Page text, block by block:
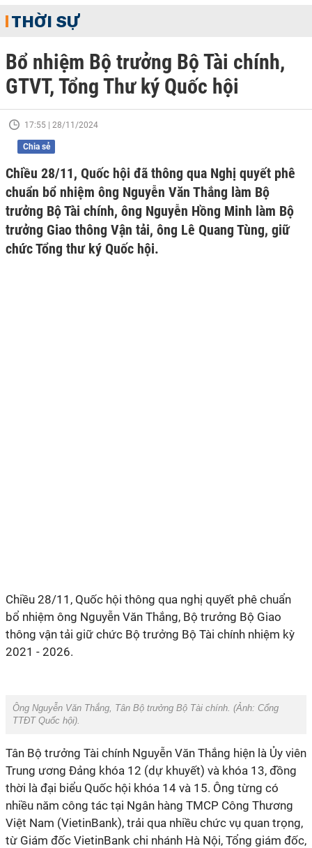
THỜI SỰ
Bổ nhiệm Bộ trưởng Bộ Tài chính,
GTVT, Tổng Thư ký Quốc hội
17:55 | 28/11/2024
Chia sẻ
Chiều 28/11, Quốc hội đã thông qua Nghị quyết phê
chuẩn bổ nhiệm ông Nguyễn Văn Thắng làm Bộ
trưởng Bộ Tài chính, ông Nguyễn Hồng Minh làm Bộ
trưởng Giao thông Vận tải, ông Lê Quang Tùng, giữ
chức Tổng thư ký Quốc hội.
Chiều 28/11, Quốc hội thông qua nghị quyết phê chuẩn
bổ nhiệm ông Nguyễn Văn Thắng, Bộ trưởng Bộ Giao
thông vận tải giữ chức Bộ trưởng Bộ Tài chính nhiệm kỳ
2021 - 2026.
Ông Nguyễn Văn Thắng, Tân Bộ trưởng Bộ Tài chính. (Ảnh: Cổng
TTĐT Quốc hội).
Tân Bộ trưởng Tài chính Nguyễn Văn Thắng hiện là Ủy viên
Trung ương Đảng khóa 12 (dự khuyết) và khóa 13, đồng
thời là đại biểu Quốc hội khóa 14 và 15. Ông từng có
nhiều năm công tác tại Ngân hàng TMCP Công Thương
Việt Nam (VietinBank), trải qua nhiều chức vụ quan trọng,
từ Giám đốc VietinBank chi nhánh Hà Nội, Tổng giám đốc,